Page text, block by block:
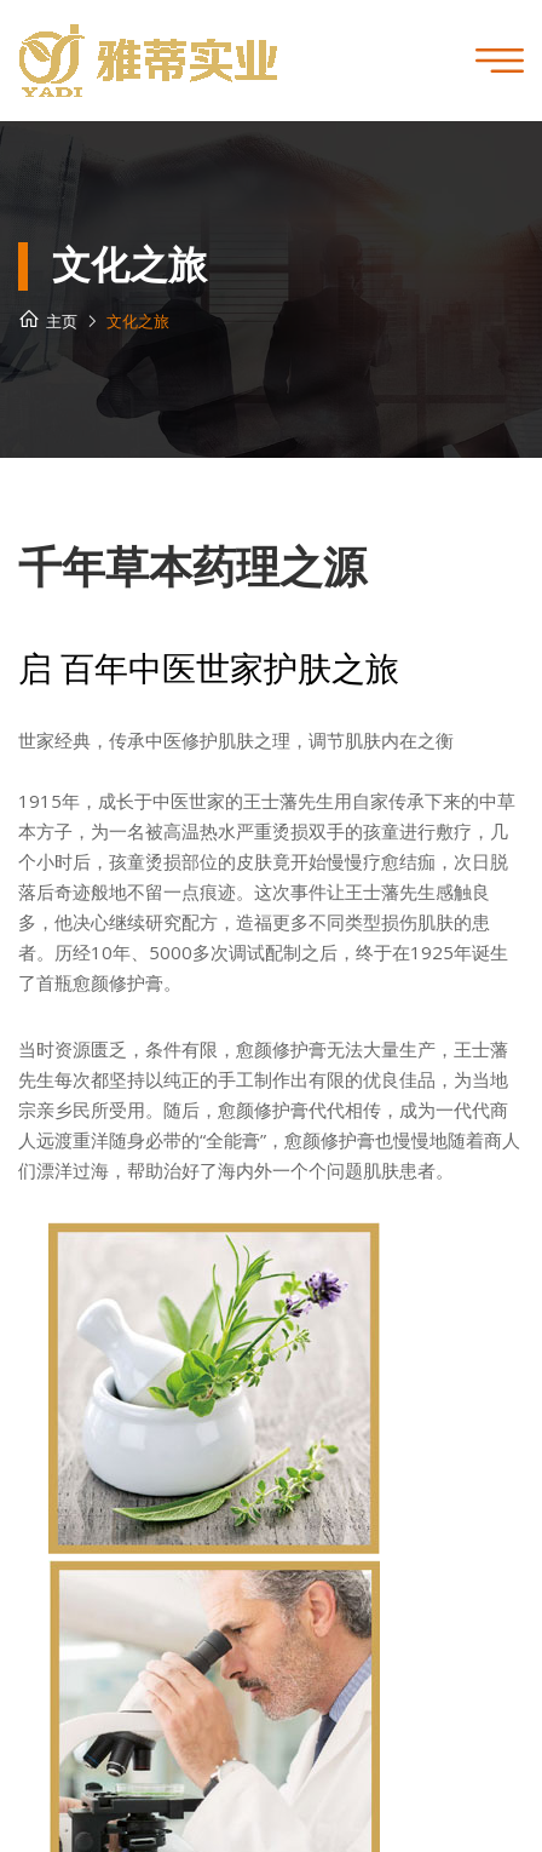
文化之旅
主页 文化之旅
千年草本药理之源
启 百年中医世家护肤之旅
世家经典，传承中医修护肌肤之理，调节肌肤内在之衡
1915年，成长于中医世家的王士藩先生用自家传承下来的中草
本方子，为一名被高温热水严重烫损双手的孩童进行敷疗，几
个小时后，孩童烫损部位的皮肤竟开始慢慢疗愈结痂，次日脱
落后奇迹般地不留一点痕迹。这次事件让王士藩先生感触良
多，他决心继续研究配方，造福更多不同类型损伤肌肤的患
者。历经10年、5000多次调试配制之后，终于在1925年诞生
了首瓶愈颜修护膏。
当时资源匮乏，条件有限，愈颜修护膏无法大量生产，王士藩
先生每次都坚持以纯正的手工制作出有限的优良佳品，为当地
宗亲乡民所受用。随后，愈颜修护膏代代相传，成为一代代商
人远渡重洋随身必带的“全能膏”，愈颜修护膏也慢慢地随着商人
们漂洋过海，帮助治好了海内外一个个问题肌肤患者。